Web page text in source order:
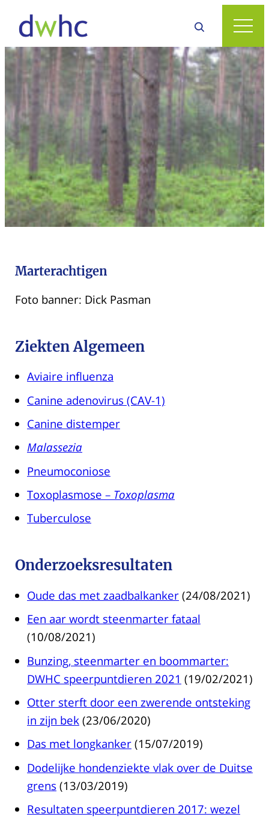
Marterachtigen
Foto banner: Dick Pasman
Ziekten Algemeen
Aviaire influenza
Canine adenovirus (CAV-1)
Canine distemper
Malassezia
Pneumoconiose
Toxoplasmose – Toxoplasma
Tuberculose
Onderzoeksresultaten
Oude das met zaadbalkanker (24/08/2021)
Een aar wordt steenmarter fataal
(10/08/2021)
Bunzing, steenmarter en boommarter:
DWHC speerpuntdieren 2021 (19/02/2021)
Otter sterft door een zwerende ontsteking
in zijn bek (23/06/2020)
Das met longkanker (15/07/2019)
Dodelijke hondenziekte vlak over de Duitse
grens (13/03/2019)
Resultaten speerpuntdieren 2017: wezel